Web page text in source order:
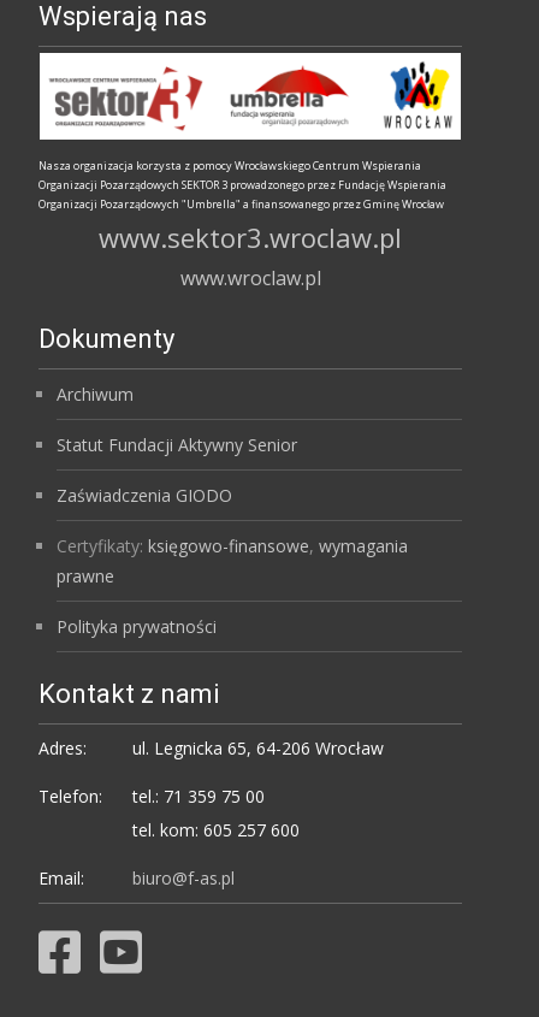
Wspierają nas
Nasza organizacja korzysta z pomocy Wrocławskiego Centrum Wspierania
Organizacji Pozarządowych SEKTOR 3 prowadzonego przez Fundację Wspierania
Organizacji Pozarządowych "Umbrella" a finansowanego przez Gminę Wrocław
www.sektor3.wroclaw.pl
www.wroclaw.pl
Dokumenty
Archiwum
Statut Fundacji Aktywny Senior
Zaświadczenia GIODO
Certyfikaty: księgowo-finansowe, wymagania
prawne
Polityka prywatności
Kontakt z nami
Adres: ul. Legnicka 65, 64-206 Wrocław
Telefon:
tel.: 71 359 75 00
tel. kom: 605 257 600
Email: biuro@f-as.pl